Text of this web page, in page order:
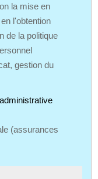
la mise en
l'obtention
de la politique
gestion du
(assurances